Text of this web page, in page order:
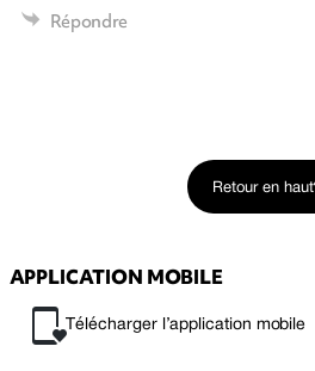
Répondre
Retour en haut
APPLICATION MOBILE
Télécharger l’application mobile